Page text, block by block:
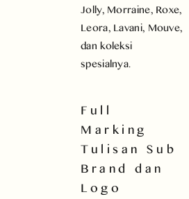
Jolly, Morraine, Roxe,
Leora, Lavani, Mouve,
dan koleksi
spesialnya.
Full
Marking
Tulisan Sub
Brand dan
Logo